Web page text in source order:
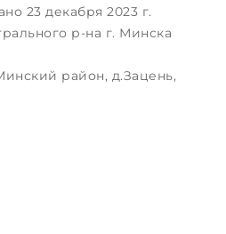
23 декабря 2023 г.
р-на г. Минска
район, д.Зацень,